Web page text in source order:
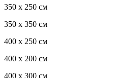
350 x 250 см
350 x 350 см
400 x 250 см
400 x 200 см
400 x 300 см